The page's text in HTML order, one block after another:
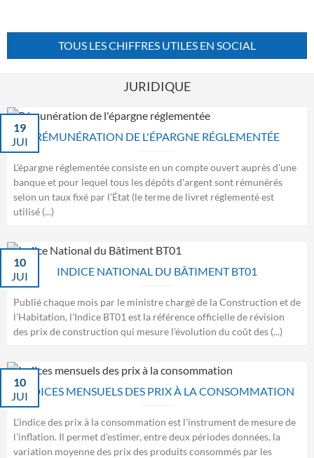
TOUS LES CHIFFRES UTILES EN SOCIAL
JURIDIQUE
RÉMUNÉRATION DE L'ÉPARGNE RÉGLEMENTÉE
19
JUI
L'épargne réglementée consiste en un compte ouvert auprès d'une
banque et pour lequel tous les dépôts d'argent sont rémunérés
selon un taux fixé par l'État (le terme de livret réglementé est
utilisé (...)
INDICE NATIONAL DU BÂTIMENT BT01
10
JUI
Publié chaque mois par le ministre chargé de la Construction et de
l'Habitation, l'Indice BT01 est la référence officielle de révision
des prix de construction qui mesure l'évolution du coût des (...)
INDICES MENSUELS DES PRIX À LA CONSOMMATION
10
JUI
L'indice des prix à la consommation est l'instrument de mesure de
l'inflation. Il permet d'estimer, entre deux périodes données, la
variation moyenne des prix des produits consommés par les